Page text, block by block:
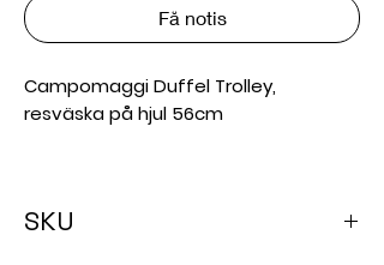
Få notis
Campomaggi Duffel Trolley,
resväska på hjul 56cm
handbagage på flyg!
SKU